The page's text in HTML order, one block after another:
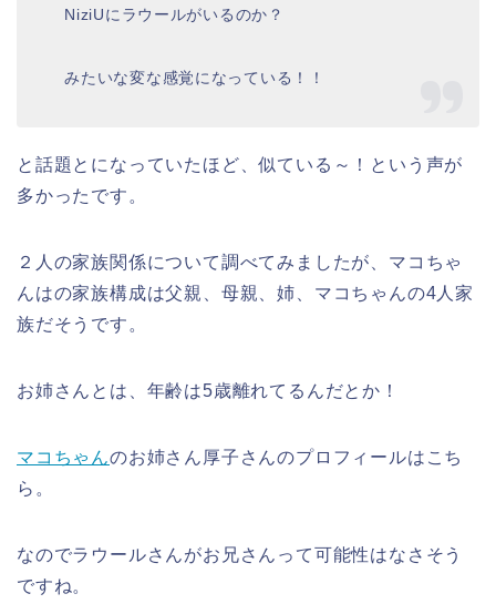
NiziUにラウールがいるのか？
みたいな変な感覚になっている！！
と話題とになっていたほど、似ている～！という声が
多かったです。
２人の家族関係について調べてみましたが、マコちゃ
んはの家族構成は父親、母親、姉、マコちゃんの4人家
族だそうです。
お姉さんとは、年齢は5歳離れてるんだとか！
マコちゃんのお姉さん厚子さんのプロフィールはこち
ら。
なのでラウールさんがお兄さんって可能性はなさそう
ですね。